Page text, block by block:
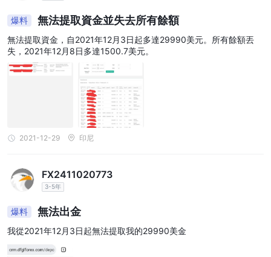
爆料 無法提取資金並失去所有餘額
無法提取資金，自2021年12月3日起多達29990美元。所有餘額丟
失，2021年12月8日多達1500.7美元。
2021-12-29 印尼
FX2411020773
3-5年
爆料 無法出金
我從2021年12月3日起無法提取我的29990美金